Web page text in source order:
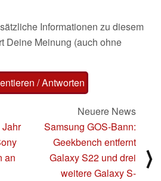
Informationen zu diesem
Deine Meinung (auch ohne
/ Antworten
an
Neuere News
Samsung GOS-Bann:
Geekbench entfernt
Galaxy S22 und drei
weitere Galaxy S-
⟩